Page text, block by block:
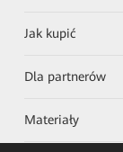
Jak kupić
Dla partnerów
Materiały